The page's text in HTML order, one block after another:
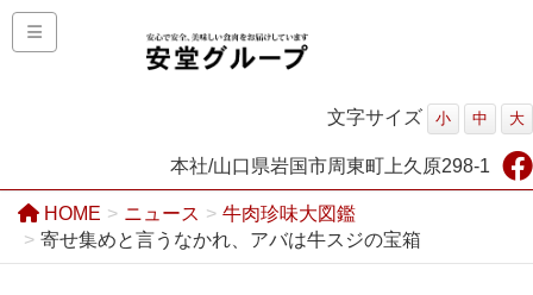
文字サイズ 小 中 大
本社/山口県岩国市周東町上久原298-1
HOME ニュース
牛肉珍味大図鑑
寄せ集めと言うなかれ、アバは牛スジの宝箱